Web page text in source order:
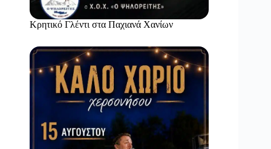
Κρητικό Γλέντι στα Παχιανά Χανίων